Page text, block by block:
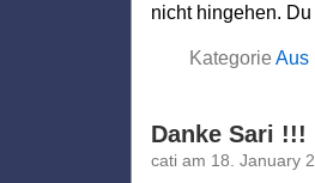
nicht hingehen.
Kategorie Aus
Danke Sari !!!
cati am 18. January